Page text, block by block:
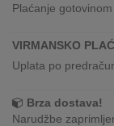
O
KUPITI?
Plaćanje
VIRMANSKO
Uplata po
Brza dostava!
Narudžbe